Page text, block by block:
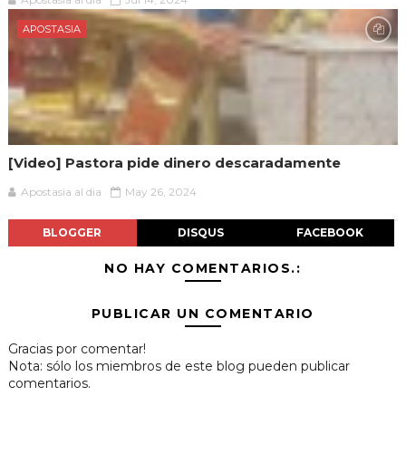
APOSTASIA
[Video] Pastora pide dinero descaradamente
Apostasia al dia May 26, 2024
BLOGGER DISQUS FACEBOOK
NO HAY COMENTARIOS.:
PUBLICAR UN COMENTARIO
Gracias por comentar!
Nota: sólo los miembros de este blog pueden publicar
comentarios.